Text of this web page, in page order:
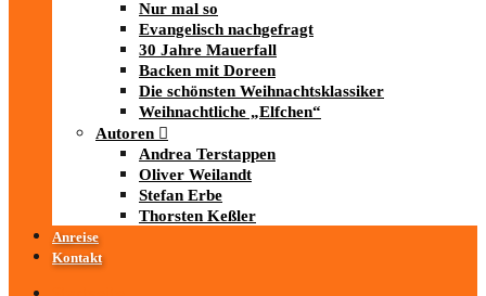
Nur mal so
Evangelisch nachgefragt
30 Jahre Mauerfall
Backen mit Doreen
Die schönsten Weihnachtsklassiker
Weihnachtliche „Elfchen“
Autoren
Andrea Terstappen
Oliver Weilandt
Stefan Erbe
Thorsten Keßler
Anreise
Kontakt